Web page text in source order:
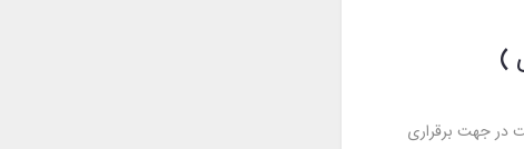
در جهت برقراری